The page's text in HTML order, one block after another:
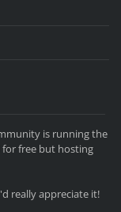
is running the
for free but hosting
really appreciate it!